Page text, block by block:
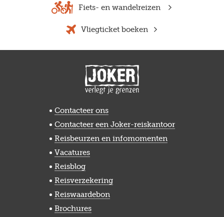
Fiets- en wandelreizen
Vliegticket boeken
Contacteer ons
Contacteer een Joker-reiskantoor
Reisbeurzen en infomomenten
Vacatures
Reisblog
Reisverzekering
Reiswaardebon
Brochures